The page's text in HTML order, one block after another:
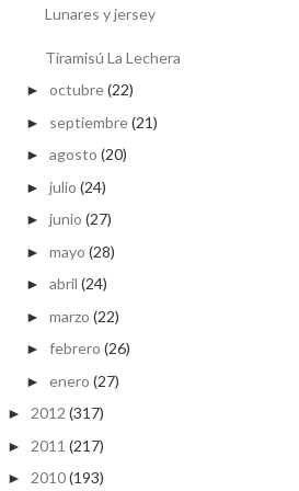
Lunares y jersey
Tiramisú La Lechera
► octubre(22)
► septiembre(21)
► agosto (20)
► julio (24)
► junio (27)
► mayo (28)
► abril (24)
► marzo (22)
► febrero (26)
► enero (27)
► 2012 (317)
► 2011 (217)
► 2010(193)